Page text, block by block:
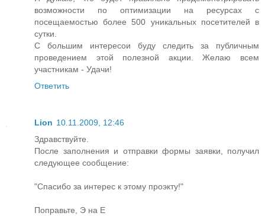
возможности по оптимизации на ресурсах с
посещаемостью более 500 уникальных посетителей в
сутки.
С большим интересои буду следить за публичным
проведением этой полезной акции. Желаю всем
участникам - Удачи!
Ответить
Lion 10.11.2009, 12:46
Здравствуйте.
После заполнения и отправки формы заявки, получил
следующее сообщение:
"Спасибо за интерес к этому проэкту!"
Поправьте, Э на Е